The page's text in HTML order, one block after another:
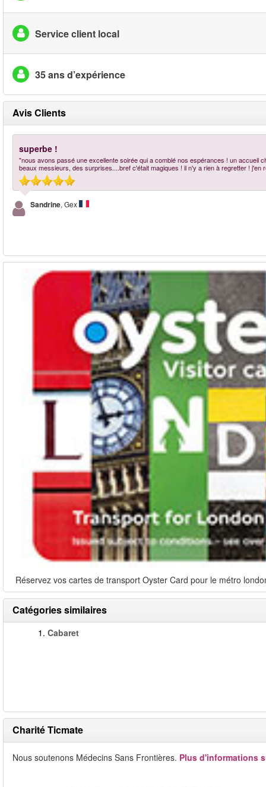
Service client local
35 ans d’expérience
Avis Clients
superbe !
"nous avons passé une excellente soirée qui a comblé nos espérances ! un accueil
beaux messieurs, des surprises....bref c'était magiques ! il n'y a rien à regretter !
Sandrine, Gex
Réservez vos cartes de transport Oyster Card pour le métro
Catégories similaires
1. Cabaret
Charité Ticmate
Nous soutenons Médecins Sans Frontières. Plus d'informations